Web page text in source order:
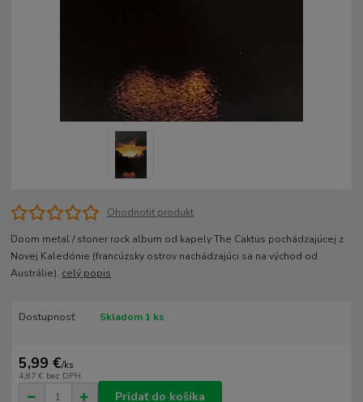
Ohodnotiť produkt
Doom metal / stoner rock album od kapely The Caktus pochádzajúcej z
Novej Kaledónie (francúzsky ostrov nachádzajúci sa na východ od
Austrálie). celý popis
Dostupnosť Skladom 1 ks
5,99 €/ks
4,87 € bez DPH
Pridať do košíka